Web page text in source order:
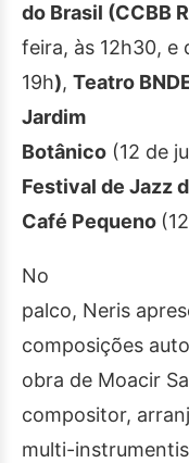
do Brasil (CCBB
feira, às 12h30, e
19h), Teatro
Jardim
Botânico (12 de
Festival de Jazz
Café Pequeno
No
palco, Neris
composições
obra de Moacir
compositor,
multi-